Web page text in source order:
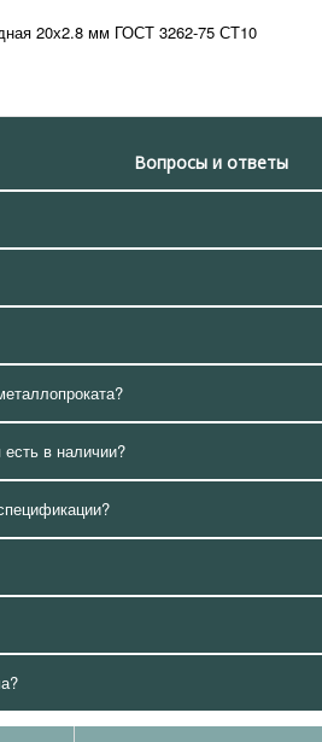
20х2.8 мм ГОСТ 3262-75 СТ10
Вопросы и ответы
есть в наличии?